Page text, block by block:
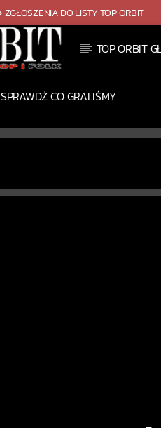
ZGŁOSZENIA DO LISTY TOP ORBIT
TOP ORBIT
SPRAWDŹ CO GRALIŚMY